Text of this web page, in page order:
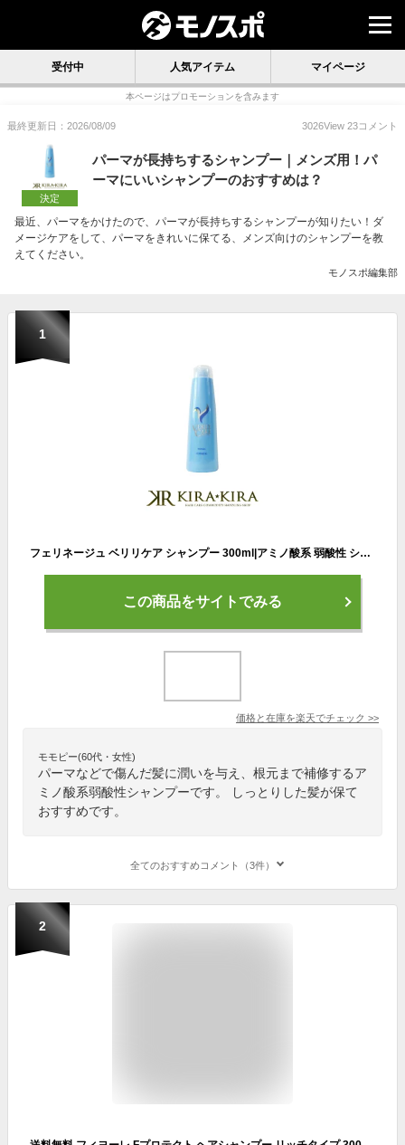
受付中 人気アイテム マイページ
本ページはプロモーションを含みます
最終更新日：2026/08/09 3026View 23コメント
決定
パーマが長持ちするシャンプー｜メンズ用！パ
ーマにいいシャンプーのおすすめは？
最近、パーマをかけたので、パーマが長持ちするシャンプーが知りたい！ダ
メージケアをして、パーマをきれいに保てる、メンズ向けのシャンプーを教
えてください。
モノスポ編集部
1
フェリネージュ ベリリケア シャンプー 300ml|アミノ酸系 弱酸性 シャンプー 補修 保護 保湿 パーマヘア カラーヘア カラーケア ダメージヘア ダメージケア 潤い ボトル 本体 トライアル お試し ヘアケア 美容院専売
この商品をサイトでみる
価格と在庫を楽天でチェック >>
モモピー(60代・女性)
パーマなどで傷んだ髪に潤いを与え、根元まで補修するア
ミノ酸系弱酸性シャンプーです。 しっとりした髪が保て
おすすめです。
全てのおすすめコメント（3件）
2